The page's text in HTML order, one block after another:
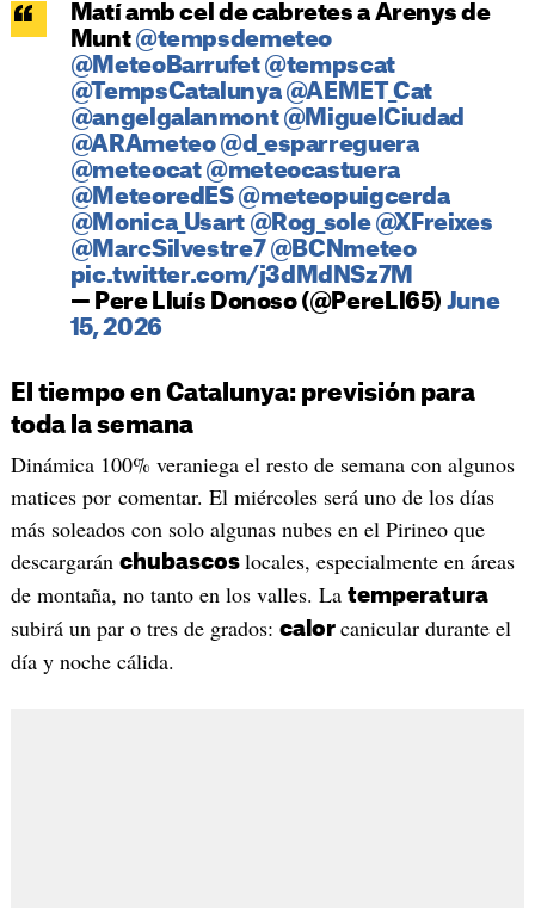
Matí amb cel de cabretes a Arenys de
Munt @tempsdemeteo
@MeteoBarrufet @tempscat
@TempsCatalunya @AEMET_Cat
@angelgalanmont @MiguelCiudad
@ARAmeteo @d_esparreguera
@meteocat @meteocastuera
@MeteoredES @meteopuigcerda
@Monica_Usart @Rog_sole @XFreixes
@MarcSilvestre7 @BCNmeteo
pic.twitter.com/j3dMdNSz7M
— Pere Lluís Donoso (@PereLl65) June
15, 2026
El tiempo en Catalunya: previsión para
toda la semana
Dinámica 100% veraniega el resto de semana con algunos
matices por comentar. El miércoles será uno de los días
más soleados con solo algunas nubes en el Pirineo que
descargarán chubascos locales, especialmente en áreas
de montaña, no tanto en los valles. La temperatura
subirá un par o tres de grados: calor canicular durante el
día y noche cálida.